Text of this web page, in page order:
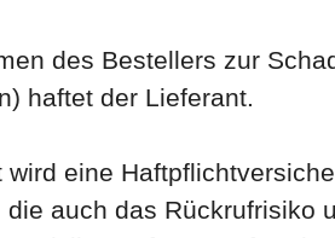
des Bestellers zur
haftet der Lieferant.
wird eine
auch das Rückrufrisiko